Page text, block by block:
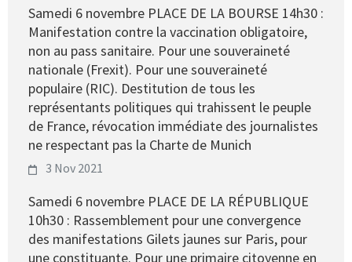
Samedi 6 novembre PLACE DE LA BOURSE 14h30 :
Manifestation contre la vaccination obligatoire,
non au pass sanitaire. Pour une souveraineté
nationale (Frexit). Pour une souveraineté
populaire (RIC). Destitution de tous les
représentants politiques qui trahissent le peuple
de France, révocation immédiate des journalistes
ne respectant pas la Charte de Munich
3 Nov 2021
Samedi 6 novembre PLACE DE LA RÉPUBLIQUE
10h30 : Rassemblement pour une convergence
des manifestations Gilets jaunes sur Paris, pour
une constituante. Pour une primaire citoyenne en